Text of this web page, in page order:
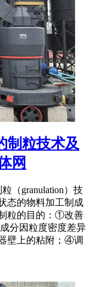
制粒技术及
网
（granulation）技
态的物料加工制成
粒的目的：①改善
分因粒度密度差异
壁上的粘附；④调